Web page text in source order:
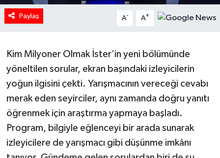
Paylaş A- A+
Kim Milyoner Olmak İster’in yeni bölümünde
yöneltilen sorular, ekran başındaki izleyicilerin
yoğun ilgisini çekti. Yarışmacının vereceği cevabı
merak eden seyirciler, aynı zamanda doğru yanıtı
öğrenmek için araştırma yapmaya başladı.
Program, bilgiyle eğlenceyi bir arada sunarak
izleyicilere de yarışmacı gibi düşünme imkânı
Oyun
RESMİ İLANLAR
SAĞLIK
Spor
Tarihi Yapılarımız